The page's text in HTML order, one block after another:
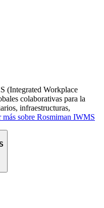
Workplace
colaborativas para la
infraestructuras,
más sobre Rosmiman IWMS